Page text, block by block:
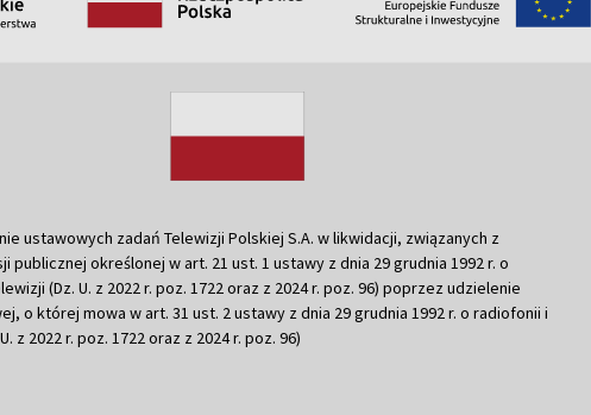
ustawowych zadań Telewizji Polskiej S.A. w likwidacji, związanych z
publicznej określonej w art. 21 ust. 1 ustawy z dnia 29 grudnia 1992 r. o
(Dz. U. z 2022 r. poz. 1722 oraz z 2024 r. poz. 96) poprzez udzielenie
o której mowa w art. 31 ust. 2 ustawy z dnia 29 grudnia 1992 r. o radiofonii i
z 2022 r. poz. 1722 oraz z 2024 r. poz. 96)